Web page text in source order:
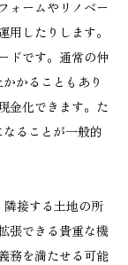
ォームやリノベー
したりします。
ドです。通常の仲
かることもあり
金化できます。た
ることが一般的
接する土地の所
張できる貴重な機
務を満たせる可能